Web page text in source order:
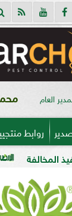
العام
روابط
في